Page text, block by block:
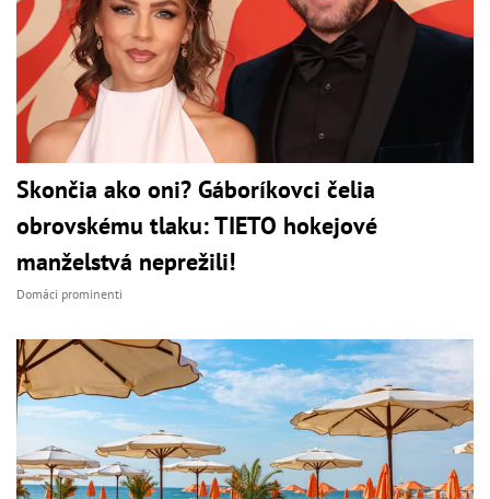
Skončia ako oni? Gáboríkovci čelia
obrovskému tlaku: TIETO hokejové
manželstvá neprežili!
Domáci prominenti